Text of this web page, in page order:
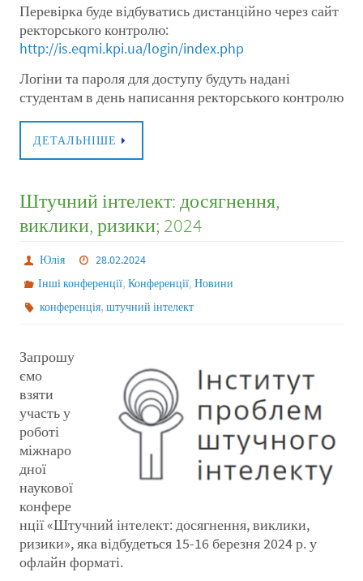
Перевірка буде відбуватись дистанційно через сайт
ректорського контролю:
http://is.eqmi.kpi.ua/login/index.php
Логіни та пароля для доступу будуть надані
студентам в день написання ректорського контролю
ДЕТАЛЬНІШЕ
Штучний інтелект: досягнення,
виклики, ризики; 2024
Юлія
28.02.2024
Інші конференції,Конференції,Новини
конференція,штучний інтелект
Запрошу
ємо
взяти
участь у
роботі
міжнаро
дної
наукової
конфере
нції «Штучний інтелект: досягнення, виклики,
ризики», яка відбудеться 15-16 березня 2024 р. у
офлайн форматі.